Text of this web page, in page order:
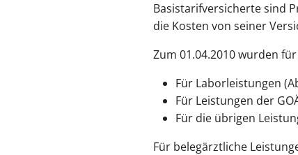
Basistarifversicherte sind
die Kosten von seiner
Zum 01.04.2010 wurden
Für Laborleistungen
Für Leistungen der
Für die übrigen
Für belegärztliche